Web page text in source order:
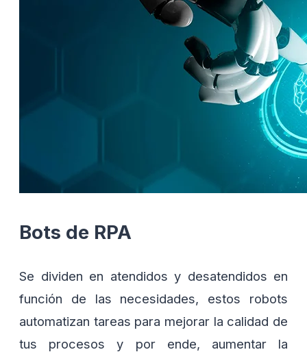
Bots de RPA
Se dividen en atendidos y desatendidos en
función de las necesidades, estos robots
automatizan tareas para mejorar la calidad de
tus procesos y por ende, aumentar la